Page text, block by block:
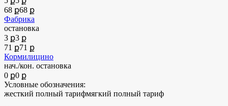
68 ք68 ք
Фабрика
остановка
3 ք3 ք
71 ք71 ք
Кормилицино
нач./кон. остановка
0 ք0 ք
Условные обозначения:
жесткий полный тарифмягкий полный тариф